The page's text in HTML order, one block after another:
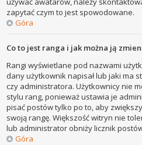
zapytać czym to jest spowodowane.
Góra
Co to jest ranga i jak można ją
Rangi wyświetlane pod nazwami
dany użytkownik napisał lub jaki ma
czy administratora. Użytkownicy nie
stylu rang, ponieważ ustawia je
pisać postów tylko po to, aby
swoją rangę. Większość witryn nie
lub administrator obniży licznik
Góra